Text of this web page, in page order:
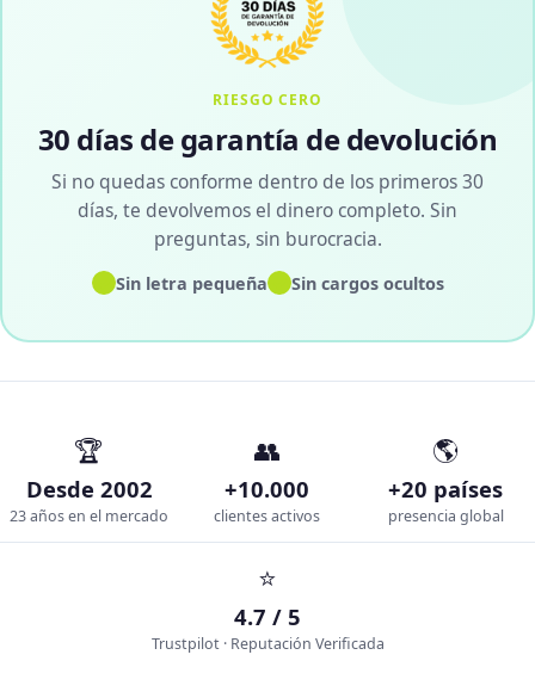
RIESGO CERO
30 días de garantía de devolución
Si no quedas conforme dentro de los primeros 30
días, te devolvemos el dinero completo. Sin
preguntas, sin burocracia.
✓Sin letra pequeña✓Sin cargos ocultos
🏆
Desde 2002
23 años en el mercado
👥
+10.000
clientes activos
🌎
+20 países
presencia global
⭐
4.7 / 5
Trustpilot · Reputación Verificada